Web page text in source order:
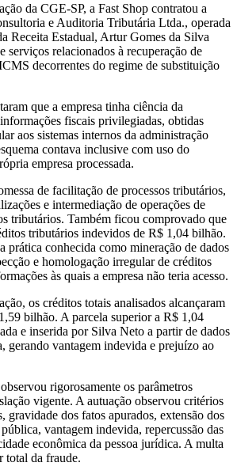
da CGE-SP, a Fast Shop contratou a
e Auditoria Tributária Ltda., operada
Receita Estadual, Artur Gomes da Silva
serviços relacionados à recuperação de
decorrentes do regime de substituição
que a empresa tinha ciência da
fiscais privilegiadas, obtidas
aos sistemas internos da administração
contava inclusive com uso do
empresa processada.
de facilitação de processos tributários,
e intermediação de operações de
tributários. Também ficou comprovado que
tributários indevidos de R$ 1,04 bilhão.
prática conhecida como mineração de dados
e homologação irregular de créditos
às quais a empresa não teria acesso.
os créditos totais analisados alcançaram
bilhão. A parcela superior a R$ 1,04
e inserida por Silva Neto a partir de dados
gerando vantagem indevida e prejuízo ao
rigorosamente os parâmetros
vigente. A autuação observou critérios
gravidade dos fatos apurados, extensão dos
vantagem indevida, repercussão das
econômica da pessoa jurídica. A multa
total da fraude.